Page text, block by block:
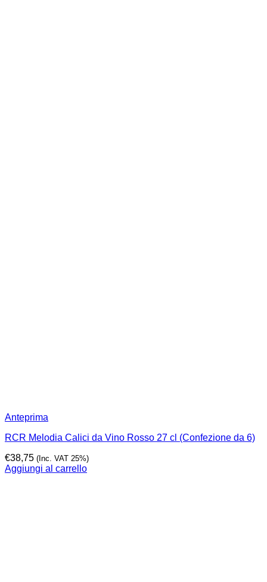
Anteprima
RCR Melodia Calici da Vino Rosso 27 cl (Confezione da 6)
€38,75 (Inc. VAT 25%)
Aggiungi al carrello